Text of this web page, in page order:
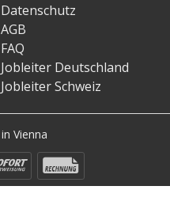
Datenschutz
AGB
FAQ
Jobleiter Deutschland
Jobleiter Schweiz
in Vienna